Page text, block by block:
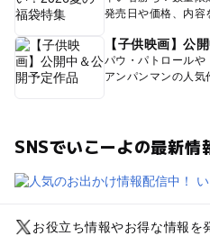
発売日や価格、内容
【子供映画】公
パウ・パトロールや
アンパンマンの人気
SNSでいこーよの最新情
お役立ち情報やお得な情報を